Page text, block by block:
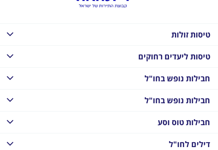
טיסות זולות
טיסות ליעדים רחוקים
חבילות נופש בחו"ל
חבילות נופש בחו"ל
חבילות טוס וסע
דילים לחו"ל